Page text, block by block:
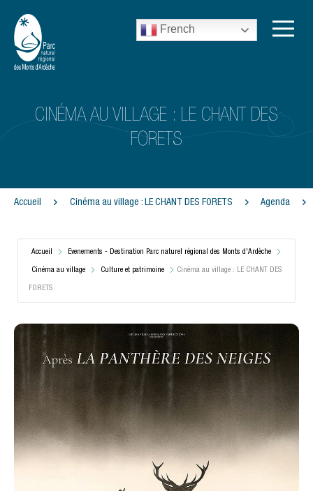
French
CINÉMA AU VILLAGE : LE CHANT DES
FORETS
Accueil Cinéma au village : LE CHANT DES FORETS Agenda
Accueil Evenements - Destination Parc naturel régional des Monts d'Ardèche
Cinéma au village Culture et patrimoine Cinéma au village : LE CHANT DES
FORETS